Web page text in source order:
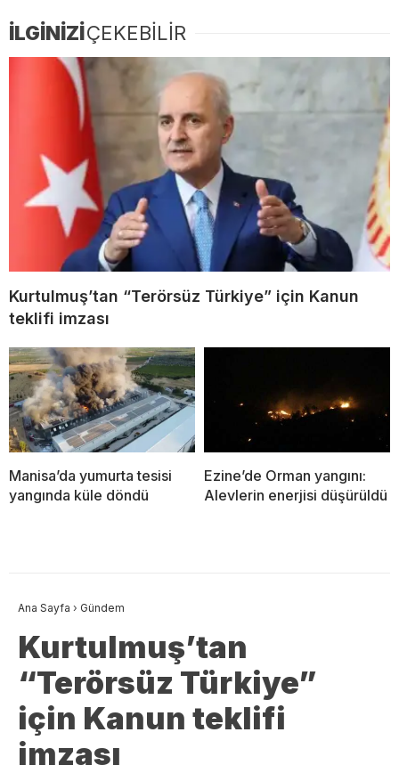
İLGİNİZİÇEKEBİLİR
Kurtulmuş’tan “Terörsüz Türkiye” için Kanun
teklifi imzası
Manisa’da yumurta tesisi
yangında küle döndü
Ezine’de Orman yangını:
Alevlerin enerjisi düşürüldü
Ana Sayfa › Gündem
Kurtulmuş’tan
“Terörsüz Türkiye”
için Kanun teklifi
imzası